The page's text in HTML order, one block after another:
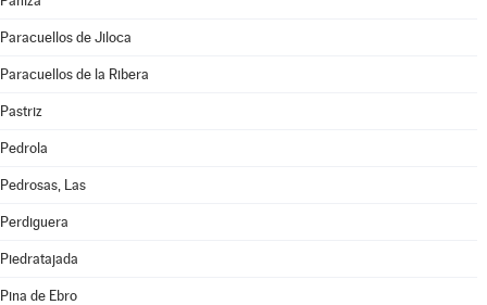
Paracuellos de Jiloca
Paracuellos de la Ribera
Pastriz
Pedrola
Pedrosas, Las
Perdiguera
Piedratajada
Pina de Ebro